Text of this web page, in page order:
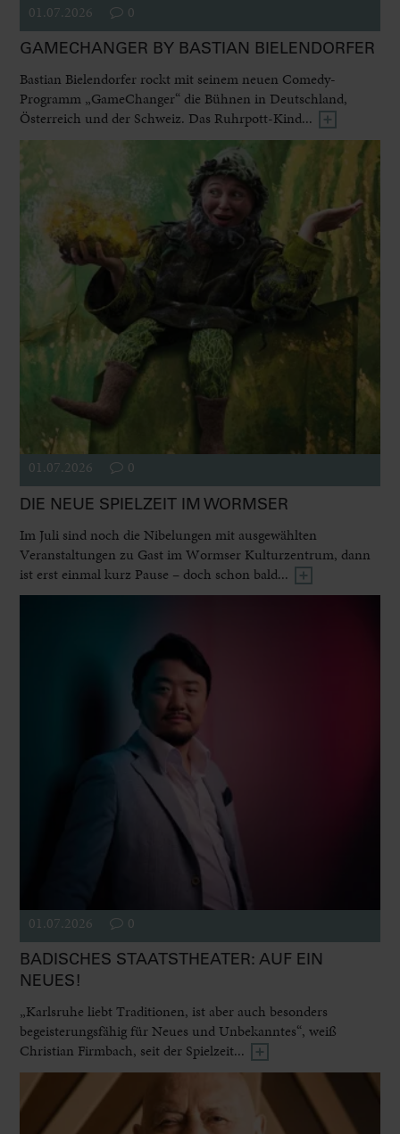
01.07.2026 0
GAMECHANGER BY BASTIAN BIELENDORFER
Bastian Bielendorfer rockt mit seinem neuen Comedy-
Programm „GameChanger“ die Bühnen in Deutschland,
Österreich und der Schweiz. Das Ruhrpott-Kind...
01.07.2026 0
DIE NEUE SPIELZEIT IM WORMSER
Im Juli sind noch die Nibelungen mit ausgewählten
Veranstaltungen zu Gast im Wormser Kulturzentrum, dann
ist erst einmal kurz Pause – doch schon bald...
01.07.2026 0
BADISCHES STAATSTHEATER: AUF EIN
NEUES!
„Karlsruhe liebt Traditionen, ist aber auch besonders
begeisterungsfähig für Neues und Unbekanntes“, weiß
Christian Firmbach, seit der Spielzeit...